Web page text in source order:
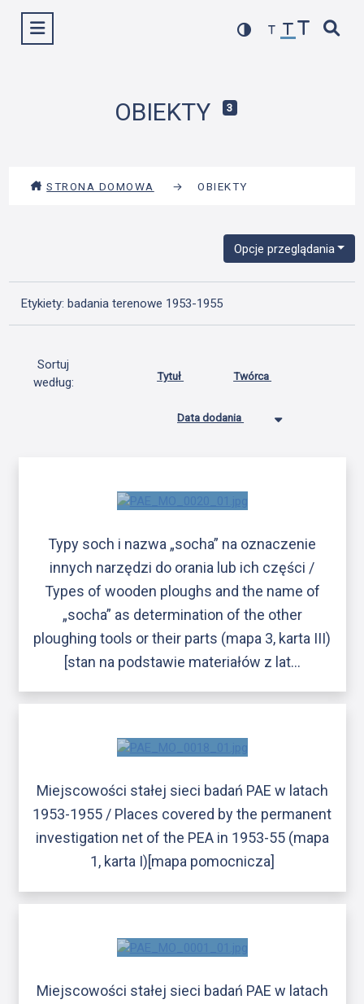
Wyświetl menu
OBIEKTY 3
STRONA DOMOWA → OBIEKTY
Opcje przeglądania
Etykiety: badania terenowe 1953-1955
Sortuj
według:
Tytuł Twórca
Data dodania
Typy soch i nazwa „socha” na oznaczenie
innych narzędzi do orania lub ich części /
Types of wooden ploughs and the name of
„socha” as determination of the other
ploughing tools or their parts (mapa 3, karta III)
[stan na podstawie materiałów z lat…
Miejscowości stałej sieci badań PAE w latach
1953-1955 / Places covered by the permanent
investigation net of the PEA in 1953-55 (mapa
1, karta I)[mapa pomocnicza]
Miejscowości stałej sieci badań PAE w latach